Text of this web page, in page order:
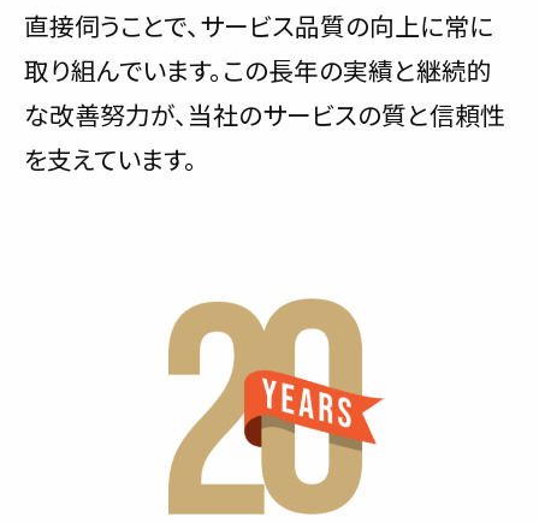
直接伺うことで、サービス品質の向上に常に
取り組んでいます。この長年の実績と継続的
な改善努力が、当社のサービスの質と信頼性
を支えています。